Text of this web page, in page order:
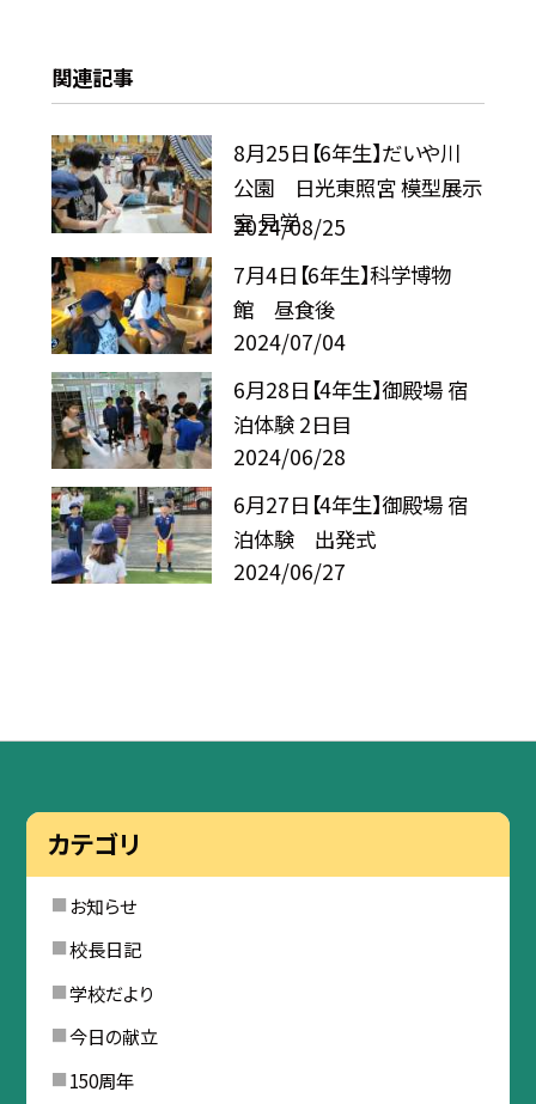
関連記事
8月25日【6年生】だいや川
公園 日光東照宮 模型展示
室 見学
2024/08/25
7月4日【6年生】科学博物
館 昼食後
2024/07/04
6月28日【4年生】御殿場 宿
泊体験 2日目
2024/06/28
6月27日【4年生】御殿場 宿
泊体験 出発式
2024/06/27
カテゴリ
お知らせ
校長日記
学校だより
今日の献立
150周年